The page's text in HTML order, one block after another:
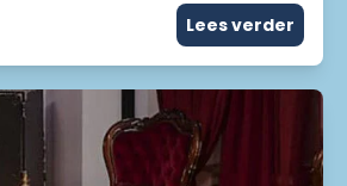
Lees verder